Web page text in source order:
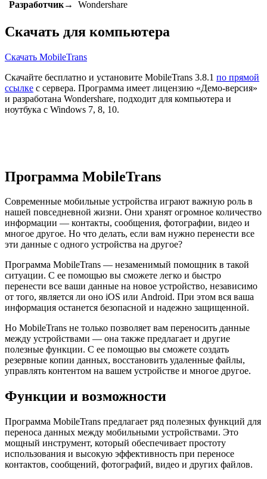
Разработчик→
Wondershare
Скачать для компьютера
Скачать MobileTrans
Скачайте бесплатно и установите MobileTrans 3.8.1 по прямой
ссылке с сервера. Программа имеет лицензию «Демо-версия»
и разработана Wondershare, подходит для компьютера и
ноутбука с Windows 7, 8, 10.
Программа MobileTrans
Современные мобильные устройства играют важную роль в
нашей повседневной жизни. Они хранят огромное количество
информации — контакты, сообщения, фотографии, видео и
многое другое. Но что делать, если вам нужно перенести все
эти данные с одного устройства на другое?
Программа MobileTrans — незаменимый помощник в такой
ситуации. С ее помощью вы сможете легко и быстро
перенести все ваши данные на новое устройство, независимо
от того, является ли оно iOS или Android. При этом вся ваша
информация останется безопасной и надежно защищенной.
Но MobileTrans не только позволяет вам переносить данные
между устройствами — она также предлагает и другие
полезные функции. С ее помощью вы сможете создать
резервные копии данных, восстановить удаленные файлы,
управлять контентом на вашем устройстве и многое другое.
Функции и возможности
Программа MobileTrans предлагает ряд полезных функций для
переноса данных между мобильными устройствами. Это
мощный инструмент, который обеспечивает простоту
использования и высокую эффективность при переносе
контактов, сообщений, фотографий, видео и других файлов.